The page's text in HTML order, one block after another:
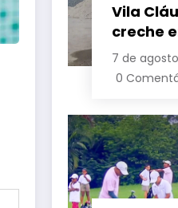
Vila
creche
grande
Belford
7 de
0